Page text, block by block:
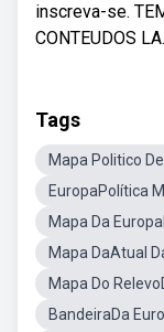
inscreva-se.
CONTEUDOS LA.
Tags
Mapa Politico
EuropaPolítica
Mapa Da
Mapa DaAtual
Mapa Do
BandeiraDa